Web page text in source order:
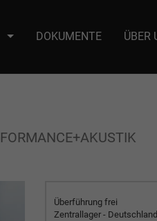
selector2._domainkey Points to
DOKUMENTE ÜBER
Überführung frei
Zentrallager - Deutschland